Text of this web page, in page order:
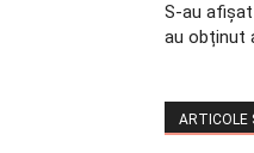
S-au
au obținut
ARTICOLE